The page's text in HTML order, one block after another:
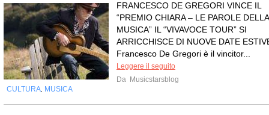
FRANCESCO DE GREGORI VINCE IL
“PREMIO CHIARA – LE PAROLE DELLA
MUSICA” IL “VIVAVOCE TOUR” SI
ARRICCHISCE DI NUOVE DATE
Francesco De Gregori è il vincitor...
Leggere il seguito
Da Musicstarsblog
CULTURA, MUSICA